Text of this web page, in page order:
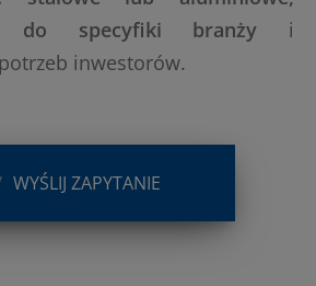
do specyfiki branży i
inwestorów.
WYŚLIJ ZAPYTANIE